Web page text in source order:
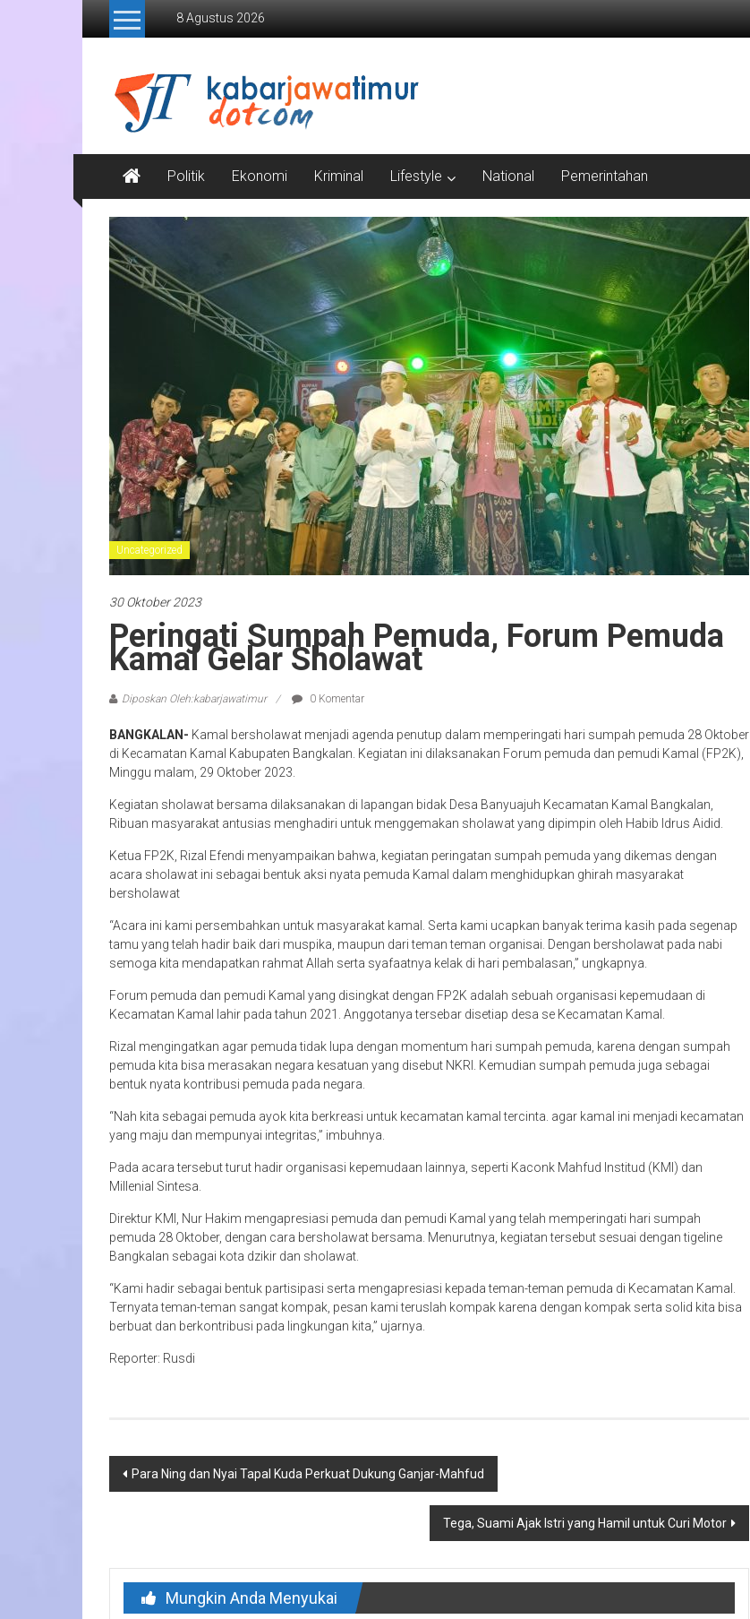
Lompat
8 Agustus 2026
Kabar
Jawa
Timur
Media
Online
Jawa
Timur
Politik Ekonomi Kriminal Lifestyle National Pemerintahan
Uncategorized
30 Oktober 2023
Peringati Sumpah Pemuda, Forum Pemuda
Kamal Gelar Sholawat
Diposkan Oleh:kabarjawatimur 0 Komentar
BANGKALAN- Kamal bersholawat menjadi agenda penutup dalam memperingati hari sumpah pemuda 28 Oktober
di Kecamatan Kamal Kabupaten Bangkalan. Kegiatan ini dilaksanakan Forum pemuda dan pemudi Kamal (FP2K),
Minggu malam, 29 Oktober 2023.
Kegiatan sholawat bersama dilaksanakan di lapangan bidak Desa Banyuajuh Kecamatan Kamal Bangkalan,
Ribuan masyarakat antusias menghadiri untuk menggemakan sholawat yang dipimpin oleh Habib Idrus Aidid.
Ketua FP2K, Rizal Efendi menyampaikan bahwa, kegiatan peringatan sumpah pemuda yang dikemas dengan
acara sholawat ini sebagai bentuk aksi nyata pemuda Kamal dalam menghidupkan ghirah masyarakat
bersholawat
“Acara ini kami persembahkan untuk masyarakat kamal. Serta kami ucapkan banyak terima kasih pada segenap
tamu yang telah hadir baik dari muspika, maupun dari teman teman organisai. Dengan bersholawat pada nabi
semoga kita mendapatkan rahmat Allah serta syafaatnya kelak di hari pembalasan,” ungkapnya.
Forum pemuda dan pemudi Kamal yang disingkat dengan FP2K adalah sebuah organisasi kepemudaan di
Kecamatan Kamal lahir pada tahun 2021. Anggotanya tersebar disetiap desa se Kecamatan Kamal.
Rizal mengingatkan agar pemuda tidak lupa dengan momentum hari sumpah pemuda, karena dengan sumpah
pemuda kita bisa merasakan negara kesatuan yang disebut NKRI. Kemudian sumpah pemuda juga sebagai
bentuk nyata kontribusi pemuda pada negara.
“Nah kita sebagai pemuda ayok kita berkreasi untuk kecamatan kamal tercinta. agar kamal ini menjadi kecamatan
yang maju dan mempunyai integritas,” imbuhnya.
Pada acara tersebut turut hadir organisasi kepemudaan lainnya, seperti Kaconk Mahfud Institud (KMI) dan
Millenial Sintesa.
Direktur KMI, Nur Hakim mengapresiasi pemuda dan pemudi Kamal yang telah memperingati hari sumpah
pemuda 28 Oktober, dengan cara bersholawat bersama. Menurutnya, kegiatan tersebut sesuai dengan tigeline
Bangkalan sebagai kota dzikir dan sholawat.
“Kami hadir sebagai bentuk partisipasi serta mengapresiasi kepada teman-teman pemuda di Kecamatan Kamal.
Ternyata teman-teman sangat kompak, pesan kami teruslah kompak karena dengan kompak serta solid kita bisa
berbuat dan berkontribusi pada lingkungan kita,” ujarnya.
Reporter: Rusdi
Navigasi
Para Ning dan Nyai Tapal Kuda Perkuat Dukung Ganjar-Mahfud
Tega, Suami Ajak Istri yang Hamil untuk Curi Motor
Mungkin Anda Menyukai